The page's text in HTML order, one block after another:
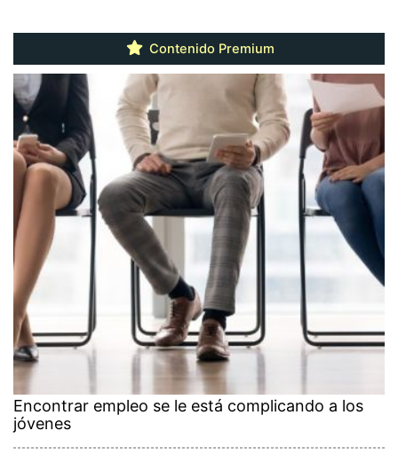
Contenido Premium
Encontrar empleo se le está complicando a los
jóvenes